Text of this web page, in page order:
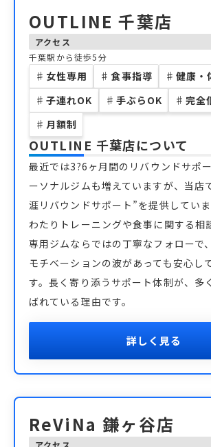
OUTLINE 千葉店
アクセス
千葉駅から徒歩5分
♯ 女性専用 ♯ 食事指導 ♯ 健康・
♯ 子連れOK ♯ 手ぶらOK ♯ 完全
♯ 月額制
OUTLINE 千葉店について
最近では3?6ヶ月間のリバウンドサポ
ーソナルジムも増えていますが、当店
涯リバウンドサポート”を提供してい
わたりトレーニングや食事に関する相
専用ジムならではの丁寧なフォローで
モチベーションの波があっても安心し
す。長く寄り添うサポート体制が、多
ばれている理由です。
詳しく見る
ReViNa 鎌ヶ谷店
アクセス